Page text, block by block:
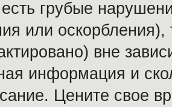
грубые
или
вне
информация и
Цените свое